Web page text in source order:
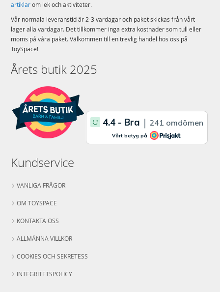
artiklarom lek och aktiviteter.
Vår normala leveranstid är 2-3 vardagar och paket skickas från vårt
lager alla vardagar. Det tillkommer inga extra kostnader som tull eller
moms på våra paket. Välkommen till en trevlig handel hos oss på
ToySpace!
Årets butik 2025
Kundservice
VANLIGA FRÅGOR
OM TOYSPACE
KONTAKTA OSS
ALLMÄNNA VILLKOR
COOKIES OCH SEKRETESS
INTEGRITETSPOLICY